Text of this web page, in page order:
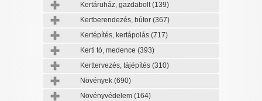
Kertáruház, gazdabolt(139)
Kertberendezés, bútor (367)
Kertépítés, kertápolás (717)
Kerti tó, medence (393)
Kerttervezés, tájépítés (310)
Növények (690)
Növényvédelem (164)